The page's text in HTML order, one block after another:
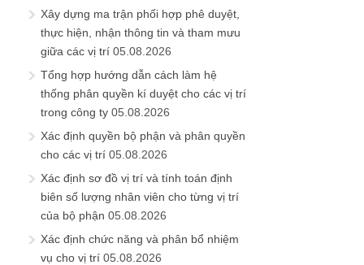
Xây dựng ma trận phối hợp phê duyệt,
thực hiện, nhận thông tin và tham mưu
giữa các vị trí 05.08.2026
Tổng hợp hướng dẫn cách làm hệ
thống phân quyền kí duyệt cho các vị trí
trong công ty 05.08.2026
Xác định quyền bộ phận và phân quyền
cho các vị trí 05.08.2026
Xác định sơ đồ vị trí và tính toán định
biên số lượng nhân viên cho từng vị trí
của bộ phận 05.08.2026
Xác định chức năng và phân bổ nhiệm
vụ cho vị trí 05.08.2026